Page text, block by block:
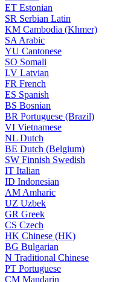
ET Estonian
SR Serbian Latin
KM Cambodia (Khmer)
SA Arabic
YU Cantonese
SO Somali
LV Latvian
FR French
ES Spanish
BS Bosnian
BR Portuguese (Brazil)
VI Vietnamese
NL Dutch
BE Dutch (Belgium)
SW Finnish Swedish
IT Italian
ID Indonesian
AM Amharic
UZ Uzbek
GR Greek
CS Czech
HK Chinese (HK)
BG Bulgarian
N Traditional Chinese
PT Portuguese
CM Mandarin